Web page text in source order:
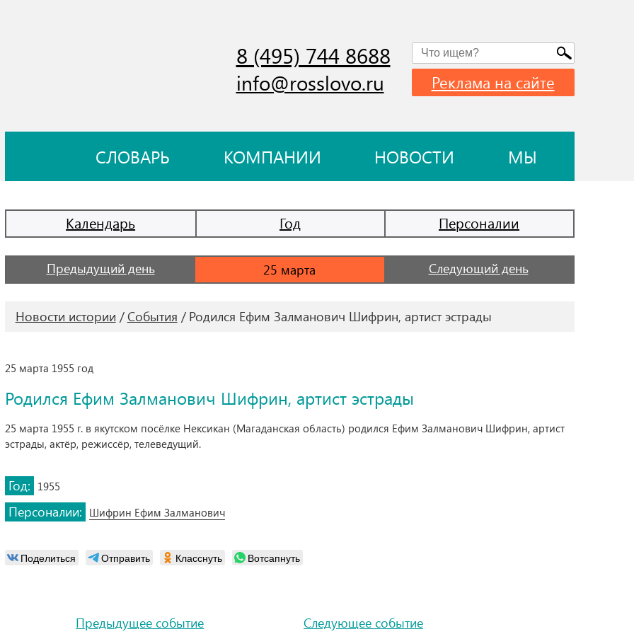
8 (495) 744 8688
info@rosslovo.ru Реклама на сайте
СЛОВАРЬ КОМПАНИИ НОВОСТИ МЫ
Календарь Год Персоналии
Предыдущий день Следующий день
Новости истории События Родился Ефим Залманович Шифрин, артист эстрады
25 марта 1955 год
Родился Ефим Залманович Шифрин, артист эстрады
25 марта 1955 г. в якутском посёлке Нексикан (Магаданская область) родился Ефим Залманович Шифрин, артист
эстрады, актёр, режиссёр, телеведущий.
Год: 1955
Персоналии: Шифрин Ефим Залманович
Поделиться Отправить Класснуть Вотсапнуть
Предыдущее событие Следующее событие